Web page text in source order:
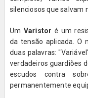
silenciosos que salvam
Um Varistor é um
da tensão aplicada. O
duas palavras:
verdadeiros guardiões
escudos contra
permanentemente